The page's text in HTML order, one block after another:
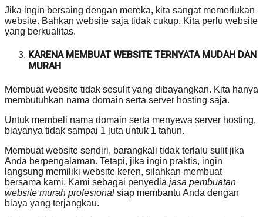
Jika ingin bersaing dengan mereka, kita sangat memerlukan
website. Bahkan website saja tidak cukup. Kita perlu website
yang berkualitas.
KARENA MEMBUAT WEBSITE TERNYATA MUDAH DAN
MURAH
Membuat website tidak sesulit yang dibayangkan. Kita hanya
membutuhkan nama domain serta server hosting saja.
Untuk membeli nama domain serta menyewa server hosting,
biayanya tidak sampai 1 juta untuk 1 tahun.
Membuat website sendiri, barangkali tidak terlalu sulit jika
Anda berpengalaman. Tetapi, jika ingin praktis, ingin
langsung memiliki website keren, silahkan membuat
bersama kami. Kami sebagai penyedia jasa pembuatan
website murah profesional siap membantu Anda dengan
biaya yang terjangkau.